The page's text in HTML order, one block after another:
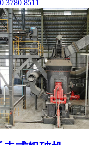
3780 8511